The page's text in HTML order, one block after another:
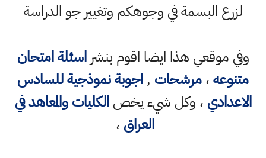
لزرع البسمة في وجوهكم وتغيير جو الدراسة
وفي موقعي هذا ايضا اقوم بنشراسئلة امتحان
متنوعه،مرشحات ,اجوبة نموذجية للسادس
الاعدادي ، وكل شيء يخصالكليات والمعاهد في
العراق ،